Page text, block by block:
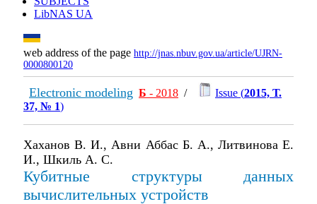
LibNAS UA
web address of the page http://jnas.nbuv.gov.ua/article/UJRN-
0000800120
Electronic modeling Б - 2018 / Issue (2015, Т.
37, № 1)
Хаханов В. И., Авни Аббас Б. А., Литвинова Е.
И., Шкиль А. С.
Кубитные структуры данных
вычислительных устройств